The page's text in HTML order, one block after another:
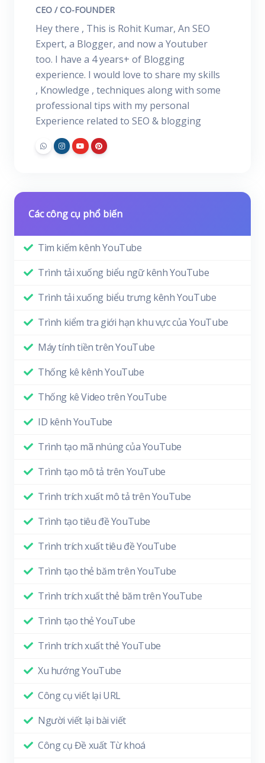
CEO / CO-FOUNDER
Hey there , This is Rohit Kumar, An SEO
Expert, a Blogger, and now a Youtuber
too. I have a 4 years+ of Blogging
experience. I would love to share my skills
, Knowledge , techniques along with some
professional tips with my personal
Experience related to SEO & blogging
Các công cụ phổ biến
Tìm kiếm kênh YouTube
Trình tải xuống biểu ngữ kênh YouTube
Trình tải xuống biểu trưng kênh YouTube
Trình kiểm tra giới hạn khu vực của YouTube
Máy tính tiền trên YouTube
Thống kê kênh YouTube
Thống kê Video trên YouTube
ID kênh YouTube
Trình tạo mã nhúng của YouTube
Trình tạo mô tả trên YouTube
Trình trích xuất mô tả trên YouTube
Trình tạo tiêu đề YouTube
Trình trích xuất tiêu đề YouTube
Trình tạo thẻ băm trên YouTube
Trình trích xuất thẻ băm trên YouTube
Trình tạo thẻ YouTube
Trình trích xuất thẻ YouTube
Xu hướng YouTube
Công cụ viết lại URL
Người viết lại bài viết
Công cụ Đề xuất Từ khoá